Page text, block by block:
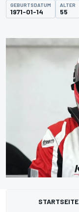
GEBURTSDATUM
1971-01-14
ALTER
55
STARTSEITE